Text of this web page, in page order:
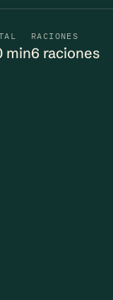
min
RACIONES
6 raciones